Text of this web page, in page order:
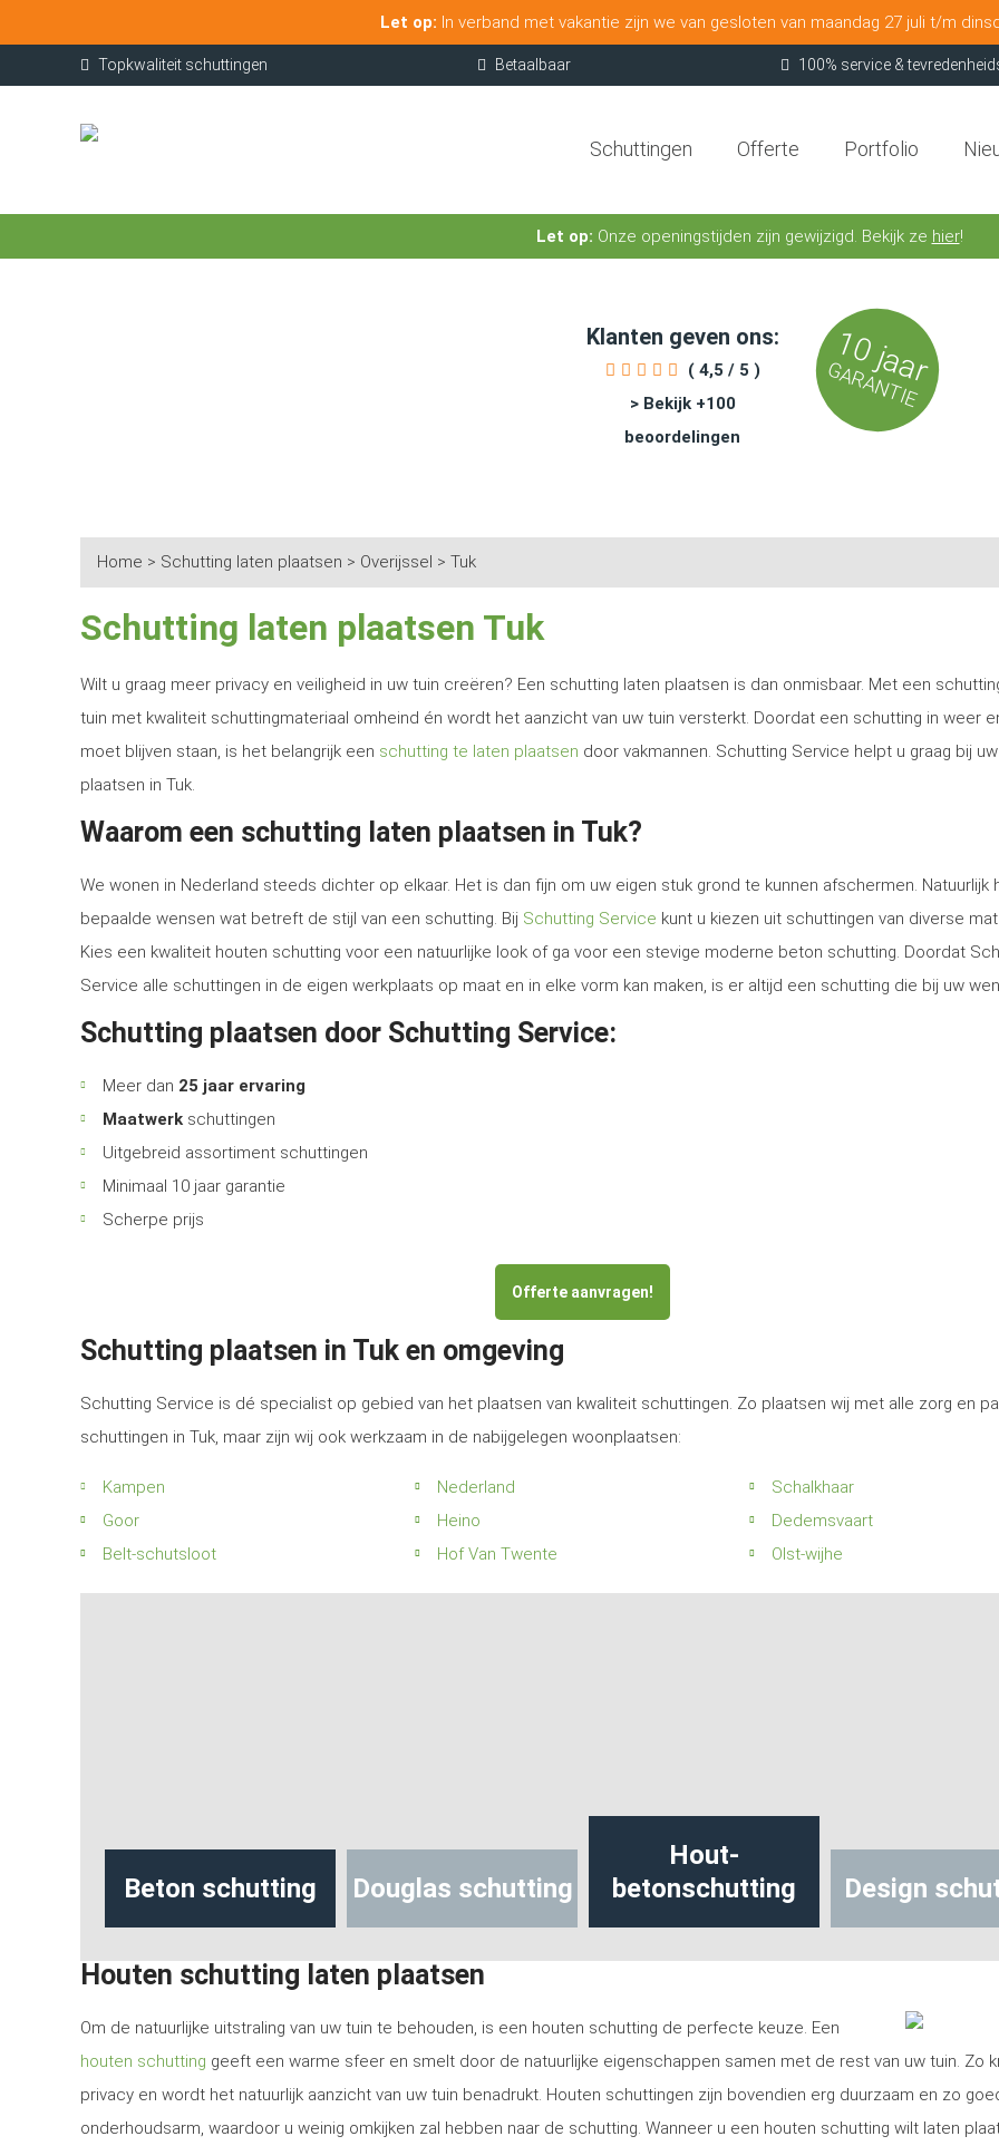
Let op: In verband met vakantie zijn we van gesloten van maandag 27 juli t/m
Topkwaliteit schuttingen Betaalbaar 100% service &
Schuttingen Offerte Portfolio
Let op: Onze openingstijden zijn gewijzigd. Bekijk ze hier!
Klanten geven ons:
( 4,5 / 5 )
> Bekijk +100
beoordelingen
10 jaar
GARANTIE
Home > Schutting laten plaatsen > Overijssel > Tuk
Schutting laten plaatsen Tuk
Wilt u graag meer privacy en veiligheid in uw tuin creëren? Een schutting laten plaatsen is dan onmisbaar. Met een
tuin met kwaliteit schuttingmateriaal omheind én wordt het aanzicht van uw tuin versterkt. Doordat een schutting in weer
moet blijven staan, is het belangrijk een schutting te laten plaatsen door vakmannen. Schutting Service helpt u graag bij
plaatsen in Tuk.
Waarom een schutting laten plaatsen in Tuk?
We wonen in Nederland steeds dichter op elkaar. Het is dan fijn om uw eigen stuk grond te kunnen afschermen. Natuurlijk
bepaalde wensen wat betreft de stijl van een schutting. Bij Schutting Service kunt u kiezen uit schuttingen van diverse
Kies een kwaliteit houten schutting voor een natuurlijke look of ga voor een stevige moderne beton schutting. Doordat
Service alle schuttingen in de eigen werkplaats op maat en in elke vorm kan maken, is er altijd een schutting die bij uw
Schutting plaatsen door Schutting Service:
Meer dan 25 jaar ervaring
Maatwerk schuttingen
Uitgebreid assortiment schuttingen
Minimaal 10 jaar garantie
Scherpe prijs
Offerte aanvragen!
Schutting plaatsen in Tuk en omgeving
Schutting Service is dé specialist op gebied van het plaatsen van kwaliteit schuttingen. Zo plaatsen wij met alle zorg en
schuttingen in Tuk, maar zijn wij ook werkzaam in de nabijgelegen woonplaatsen:
Kampen Nederland
Schalkhaar
Goor
Heino
Dedemsvaart
Belt-schutsloot
Hof Van Twente Olst-wijhe
Beton schutting Douglas schutting
Hout-
betonschutting
Design
Houten schutting laten plaatsen
Om de natuurlijke uitstraling van uw tuin te behouden, is een houten schutting de perfecte keuze. Een
houten schutting geeft een warme sfeer en smelt door de natuurlijke eigenschappen samen met de rest van uw tuin. Zo
privacy en wordt het natuurlijk aanzicht van uw tuin benadrukt. Houten schuttingen zijn bovendien erg duurzaam en zo
onderhoudsarm, waardoor u weinig omkijken zal hebben naar de schutting. Wanneer u een houten schutting wilt laten